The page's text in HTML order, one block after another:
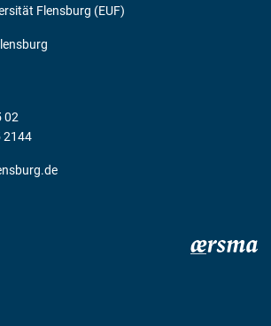
Flensburg (EUF)
02
2144